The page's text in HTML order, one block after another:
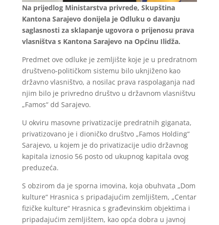
Na prijedlog Ministarstva privrede, Skupština
Kantona Sarajevo donijela je Odluku o davanju
saglasnosti za sklapanje ugovora o prijenosu prava
vlasništva s Kantona Sarajevo na Općinu Ilidža.
Predmet ove odluke je zemljište koje je u predratnom
društveno-političkom sistemu bilo uknjiženo kao
državno vlasništvo, a nosilac prava raspolaganja nad
njim bilo je privredno društvo u državnom vlasništvu
„Famos“ dd Sarajevo.
U okviru masovne privatizacije predratnih giganata,
privatizovano je i dioničko društvo „Famos Holding“
Sarajevo, u kojem je do privatizacije udio državnog
kapitala iznosio 56 posto od ukupnog kapitala ovog
preduzeća.
S obzirom da je sporna imovina, koja obuhvata „Dom
kulture“ Hrasnica s pripadajućim zemljištem, „Centar
fizičke kulture“ Hrasnica s građevinskim objektima i
pripadajućim zemljištem, kao opća dobra u javnoj